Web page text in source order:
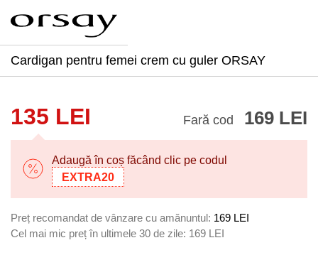
Cardigan pentru femei crem cu guler ORSAY
135 LEI Fară cod 169 LEI
Adaugă în coș făcând clic pe codul
EXTRA20
Preț recomandat de vânzare cu amănuntul: 169 LEI
Cel mai mic preț în ultimele 30 de zile: 169 LEI